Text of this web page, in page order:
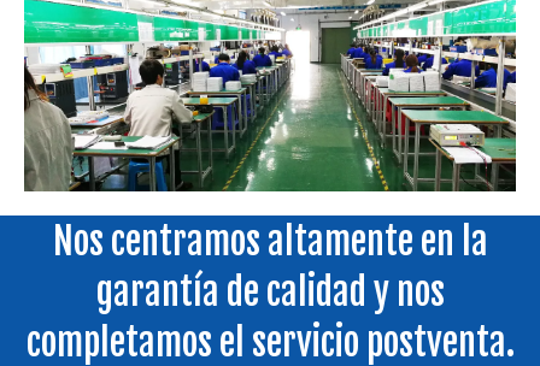
Nos centramos altamente en la
garantía de calidad y nos
completamos el servicio postventa.